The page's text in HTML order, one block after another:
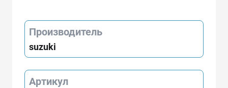
Производитель
suzuki
Артикул